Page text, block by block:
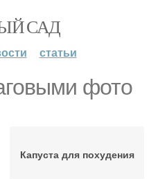
САД
статьи
фото
Капуста для похудения